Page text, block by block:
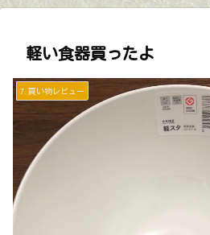
軽い食器買ったよ
7.買い物レビュー